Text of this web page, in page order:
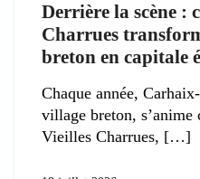
Derrière la scène :
Charrues
breton en capitale
Chaque année,
village breton, s’anime
Vieilles Charrues,